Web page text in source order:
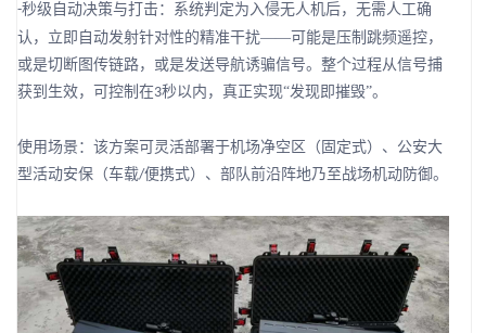
-秒级自动决策与打击：系统判定为入侵无人机后，无需人工确
认，立即自动发射针对性的精准干扰——可能是压制跳频遥控，
或是切断图传链路，或是发送导航诱骗信号。整个过程从信号捕
获到生效，可控制在3秒以内，真正实现“发现即摧毁”。
使用场景：该方案可灵活部署于机场净空区（固定式）、公安大
型活动安保（车载/便携式）、部队前沿阵地乃至战场机动防御。